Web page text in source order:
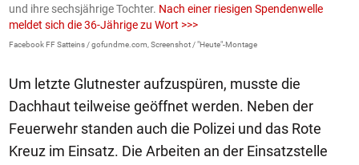
und ihre sechsjährige Tochter. Nach einer riesigen Spendenwelle
meldet sich die 36-Jährige zu Wort >>>
Facebook FF Satteins / gofundme.com, Screenshot / "Heute"-Montage
Um letzte Glutnester aufzuspüren, musste die
Dachhaut teilweise geöffnet werden. Neben der
Feuerwehr standen auch die Polizei und das Rote
Kreuz im Einsatz. Die Arbeiten an der Einsatzstelle